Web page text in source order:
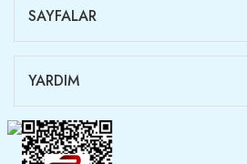
SAYFALAR
YARDIM